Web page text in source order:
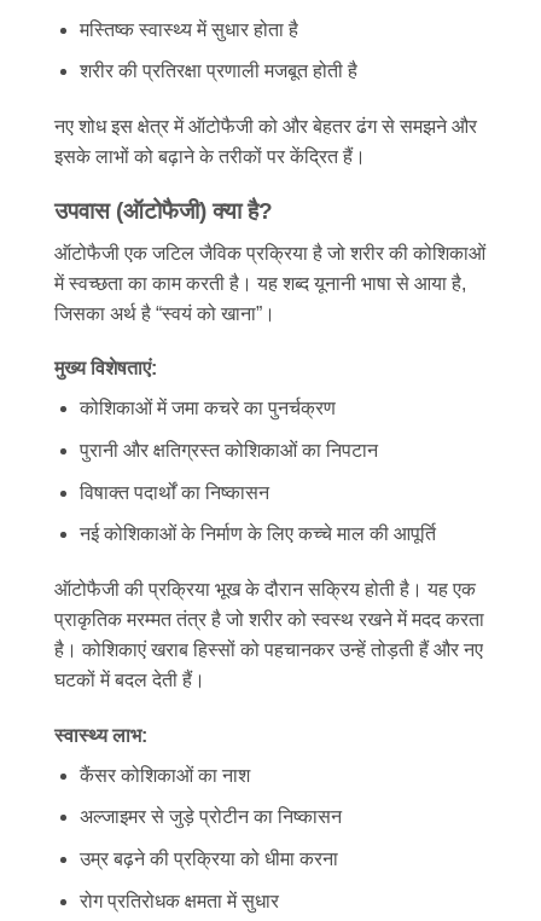
मस्तिष्क स्वास्थ्य में सुधार होता है
शरीर की प्रतिरक्षा प्रणाली मजबूत होती है
नए शोध इस क्षेत्र में ऑटोफैजी को और बेहतर ढंग से समझने और
इसके लाभों को बढ़ाने के तरीकों पर केंद्रित हैं।
उपवास (ऑटोफैजी) क्या है?
ऑटोफैजी एक जटिल जैविक प्रक्रिया है जो शरीर की कोशिकाओं
में स्वच्छता का काम करती है। यह शब्द यूनानी भाषा से आया है,
जिसका अर्थ है “स्वयं को खाना”।
मुख्य विशेषताएं:
कोशिकाओं में जमा कचरे का पुनर्चक्रण
पुरानी और क्षतिग्रस्त कोशिकाओं का निपटान
विषाक्त पदार्थों का निष्कासन
नई कोशिकाओं के निर्माण के लिए कच्चे माल की आपूर्ति
ऑटोफैजी की प्रक्रिया भूख के दौरान सक्रिय होती है। यह एक
प्राकृतिक मरम्मत तंत्र है जो शरीर को स्वस्थ रखने में मदद करता
है। कोशिकाएं खराब हिस्सों को पहचानकर उन्हें तोड़ती हैं और नए
घटकों में बदल देती हैं।
स्वास्थ्य लाभ:
कैंसर कोशिकाओं का नाश
अल्जाइमर से जुड़े प्रोटीन का निष्कासन
उम्र बढ़ने की प्रक्रिया को धीमा करना
रोग प्रतिरोधक क्षमता में सुधार